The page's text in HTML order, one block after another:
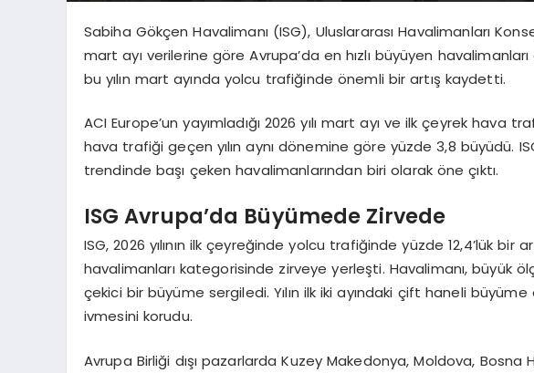
Sabiha Gökçen Havalimanı (ISG), Uluslararası Havalimanları
mart ayı verilerine göre Avrupa’da en hızlı büyüyen havalimanları
bu yılın mart ayında yolcu trafiğinde önemli bir artış kaydetti.
ACI Europe’un yayımladığı 2026 yılı mart ayı ve ilk çeyrek
hava trafiği geçen yılın aynı dönemine göre yüzde 3,8 büyüdü.
trendinde başı çeken havalimanlarından biri olarak öne çıktı.
ISG Avrupa’da Büyümede Zirvede
ISG, 2026 yılının ilk çeyreğinde yolcu trafiğinde yüzde 12,4’lük bir
havalimanları kategorisinde zirveye yerleşti. Havalimanı, büyük
çekici bir büyüme sergiledi. Yılın ilk iki ayındaki çift haneli
ivmesini korudu.
Avrupa Birliği dışı pazarlarda Kuzey Makedonya, Moldova,